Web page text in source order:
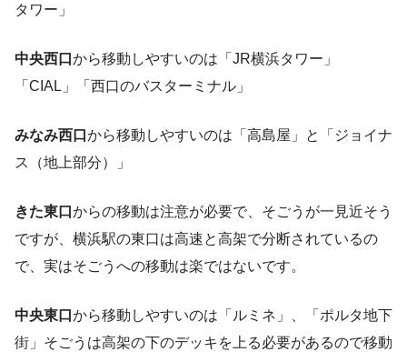
タワー」
中央西口 から移動しやすいのは「JR横浜タワー」
「CIAL」「西口のバスターミナル」
みなみ西口 から移動しやすいのは「高島屋」と「ジョイナ
ス（地上部分）」
きた東口 からの移動は注意が必要で、そごうが一見近そう
ですが、横浜駅の東口は高速と高架で分断されているの
で、実はそごうへの移動は楽ではないです。
中央東口 から移動しやすいのは「ルミネ」、「ポルタ地下
街」そごうは高架の下のデッキを上る必要があるので移動